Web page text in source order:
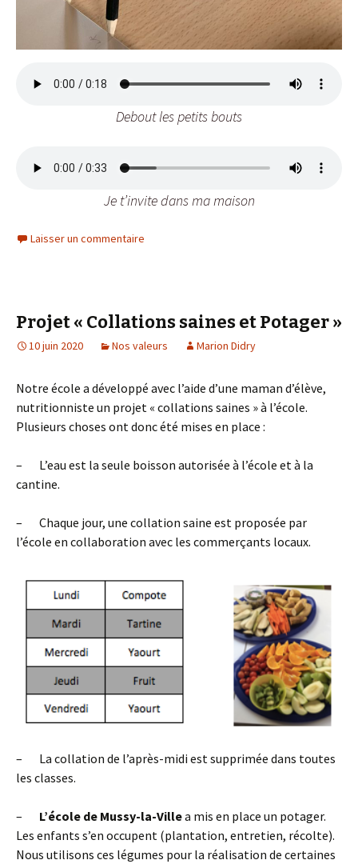
Debout les petits bouts
Je t’invite dans ma maison
Laisser un commentaire
Projet « Collations saines et Potager »
10 juin 2020 Nos valeurs Marion Didry
Notre école a développé avec l’aide d’une maman d’élève,
nutritionniste un projet « collations saines » à l’école.
Plusieurs choses ont donc été mises en place :
– L’eau est la seule boisson autorisée à l’école et à la
cantine.
– Chaque jour, une collation saine est proposée par
l’école en collaboration avec les commerçants locaux.
– La collation de l’après-midi est supprimée dans toutes
les classes.
– L’école de Mussy-la-Villea mis en place un potager.
Les enfants s’en occupent (plantation, entretien, récolte).
Nous utilisons ces légumes pour la réalisation de certaines